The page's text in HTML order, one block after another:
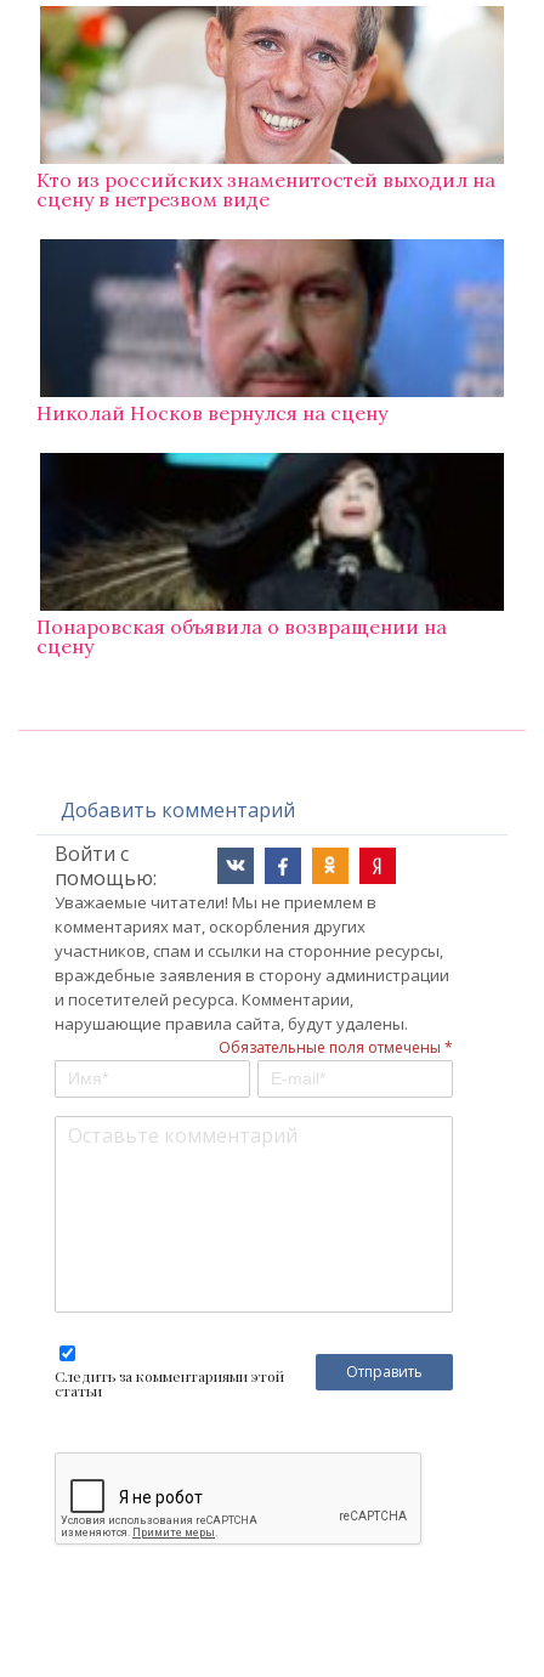
Кто из российских знаменитостей выходил на
сцену в нетрезвом виде
Николай Носков вернулся на сцену
Понаровская объявила о возвращении на
сцену
Добавить комментарий
Войти с
помощью:
Уважаемые читатели! Мы не приемлем в
комментариях мат, оскорбления других
участников, спам и ссылки на сторонние ресурсы,
враждебные заявления в сторону администрации
и посетителей ресурса. Комментарии,
нарушающие правила сайта, будут удалены.
Обязательные поля отмечены *
Следить за комментариями этой
статьи